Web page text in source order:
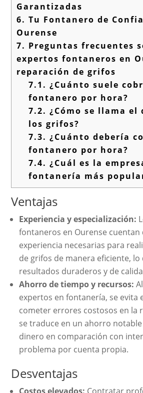
Garantizadas
6. Tu Fontanero de
Ourense
7. Preguntas frecuentes
expertos fontaneros en
reparación de grifos
7.1. ¿Cuánto suele
fontanero por hora?
7.2. ¿Cómo se llama el
los grifos?
7.3. ¿Cuánto debería
fontanero por hora?
7.4. ¿Cuál es la
fontanería más
Ventajas
Experiencia y especialización:
fontaneros en Ourense
experiencia necesarias para
de grifos de manera eficiente, lo
resultados duraderos y de
Ahorro de tiempo y recursos:
expertos en fontanería, se evita
cometer errores costosos en la
se traduce en un ahorro
dinero en comparación con
problema por cuenta propia.
Desventajas